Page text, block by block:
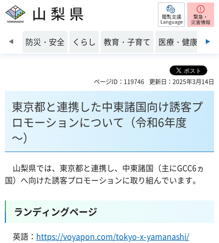
山梨県 閲覧支援
前のスライドを表示
防災・安全 くらし 教育・子育て 医療・健康・福
ページID：119746 更新日：2025年3月14日
東京都と連携した中東諸国向け誘客プ
ロモーションについて（令和6年度
～）
山梨県では、東京都と連携し、中東諸国（主にGCC6ヵ
国）へ向けた誘客プロモーションに取り組んでいます。
ランディングページ
英語： https://voyapon.com/tokyo-x-yamanashi/